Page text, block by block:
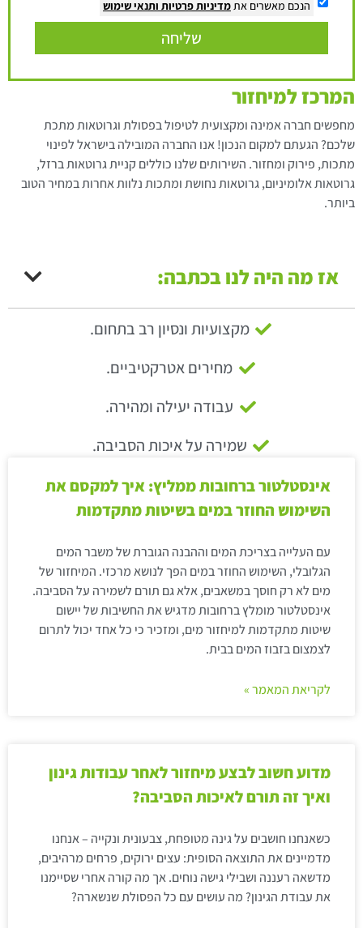
הנכם מאשרים אתמדיניות פרטיות ותנאי שימוש
שליחה
המרכז למיחזור
מחפשים חברה אמינה ומקצועית לטיפול בפסולת וגרוטאות מתכת
שלכם? הגעתם למקום הנכון! אנו החברה המובילה בישראל לפינוי
מתכות, פירוק ומחזור. השירותים שלנו כוללים קניית גרוטאות ברזל,
גרוטאות אלומיניום, גרוטאות נחושת ומתכות נלוות אחרות במחיר הטוב
ביותר.
אז מה היה לנו בכתבה:
מקצועיות ונסיון רב בתחום.
מחירים אטרקטיביים.
עבודה יעילה ומהירה.
שמירה על איכות הסביבה.
אינסטלטור ברחובות ממליץ: איך למקסם את
השימוש החוזר במים בשיטות מתקדמות
עם העלייה בצריכת המים וההבנה הגוברת של משבר המים
הגלובלי, השימוש החוזר במים הפך לנושא מרכזי. המיחזור של
מים לא רק חוסך במשאבים, אלא גם תורם לשמירה על הסביבה.
אינסטלטור מומלץ ברחובות מדגיש את החשיבות של יישום
שיטות מתקדמות למיחזור מים, ומזכיר כי כל אחד יכול לתרום
לצמצום בזבוז המים בבית.
לקריאת המאמר »
מדוע חשוב לבצע מיחזור לאחר עבודות גינון
ואיך זה תורם לאיכות הסביבה?
כשאנחנו חושבים על גינה מטופחת, צבעונית ונקייה – אנחנו
מדמיינים את התוצאה הסופית: עצים ירוקים, פרחים מרהיבים,
מדשאה רעננה ושבילי גישה נוחים. אך מה קורה אחרי שסיימנו
את עבודת הגינון? מה עושים עם כל הפסולת שנשארה?